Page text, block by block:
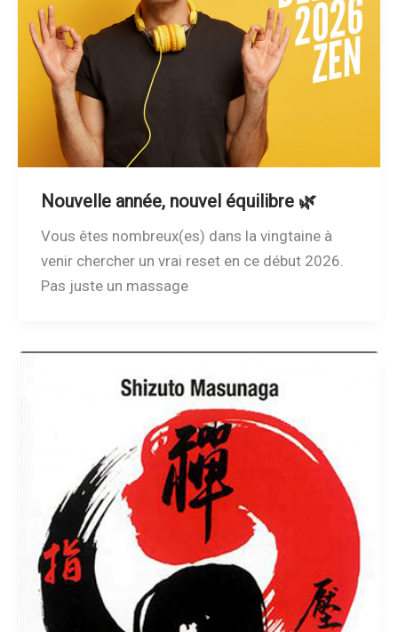
Nouvelle année, nouvel équilibre 🌿
Vous êtes nombreux(es) dans la vingtaine à
venir chercher un vrai reset en ce début 2026.
Pas juste un massage